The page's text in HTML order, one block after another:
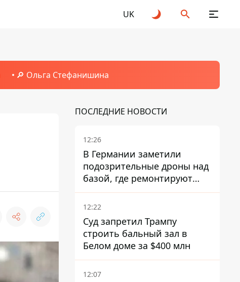
UK
🔎 Ольга Стефанишина
ПОСЛЕДНИЕ НОВОСТИ
12:26
В Германии заметили
подозрительные дроны над
базой, где ремонтируют
Patriot - СМИ
12:22
Суд запретил Трампу
строить бальный зал в
Белом доме за $400 млн
12:07